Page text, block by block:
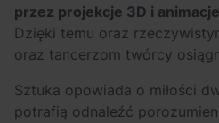
przez projekcje 3D i
Dzięki temu oraz
oraz tancerzom twórcy
Sztuka opowiada o miłości
potrafią odnaleźć